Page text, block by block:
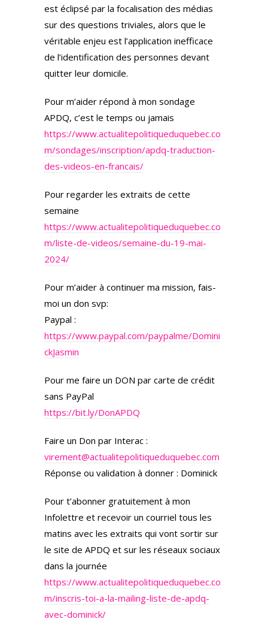
est éclipsé par la focalisation des médias
sur des questions triviales, alors que le
véritable enjeu est l’application inefficace
de l’identification des personnes devant
quitter leur domicile.
Pour m’aider répond à mon sondage
APDQ, c’est le temps ou jamais
https://www.actualitepolitiqueduquebec.co
m/sondages/inscription/apdq-traduction-
des-videos-en-francais/
Pour regarder les extraits de cette
semaine
https://www.actualitepolitiqueduquebec.co
m/liste-de-videos/semaine-du-19-mai-
2024/
Pour m’aider à continuer ma mission, fais-
moi un don svp:
Paypal :
https://www.paypal.com/paypalme/Domini
ckJasmin
Pour me faire un DON par carte de crédit
sans PayPal
https://bit.ly/DonAPDQ
Faire un Don par Interac :
virement@actualitepolitiqueduquebec.com
Réponse ou validation à donner : Dominick
Pour t’abonner gratuitement à mon
Infolettre et recevoir un courriel tous les
matins avec les extraits qui vont sortir sur
le site de APDQ et sur les réseaux sociaux
dans la journée
https://www.actualitepolitiqueduquebec.co
m/inscris-toi-a-la-mailing-liste-de-apdq-
avec-dominick/